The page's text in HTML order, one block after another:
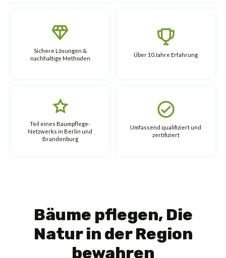
Sichere Lösungen &
nachhaltige Methoden
Über 10 Jahre Erfahrung
Teil eines Baumpflege-
Netzwerks in Berlin und
Brandenburg
Umfassend qualifiziert und
zertifiziert
Bäume pflegen, Die
Natur in der Region
bewahren